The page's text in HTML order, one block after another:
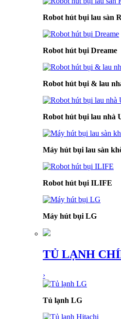
Robot hút bụi lau sàn
Robot hút bụi Dreame
Robot hút bụi & lau
Robot hút bụi lau nhà
Máy hút bụi lau sàn
Robot hút bụi ILIFE
Máy hút bụi LG
TỦ LẠNH
›
Tủ lạnh LG